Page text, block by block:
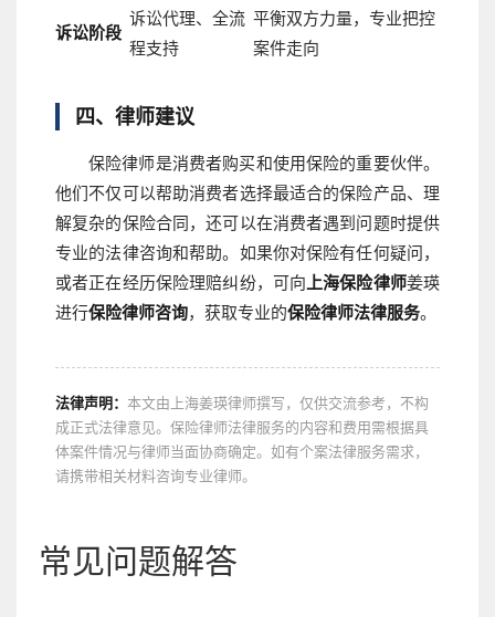
诉讼阶段
诉讼代理、全流
程支持
平衡双方力量，专业把控
案件走向
四、律师建议
保险律师是消费者购买和使用保险的重要伙伴。
他们不仅可以帮助消费者选择最适合的保险产品、理
解复杂的保险合同，还可以在消费者遇到问题时提供
专业的法律咨询和帮助。如果你对保险有任何疑问，
或者正在经历保险理赔纠纷，可向上海保险律师姜瑛
进行保险律师咨询，获取专业的保险律师法律服务。
法律声明： 本文由上海姜瑛律师撰写，仅供交流参考，不构
成正式法律意见。保险律师法律服务的内容和费用需根据具
体案件情况与律师当面协商确定。如有个案法律服务需求，
请携带相关材料咨询专业律师。
常见问题解答